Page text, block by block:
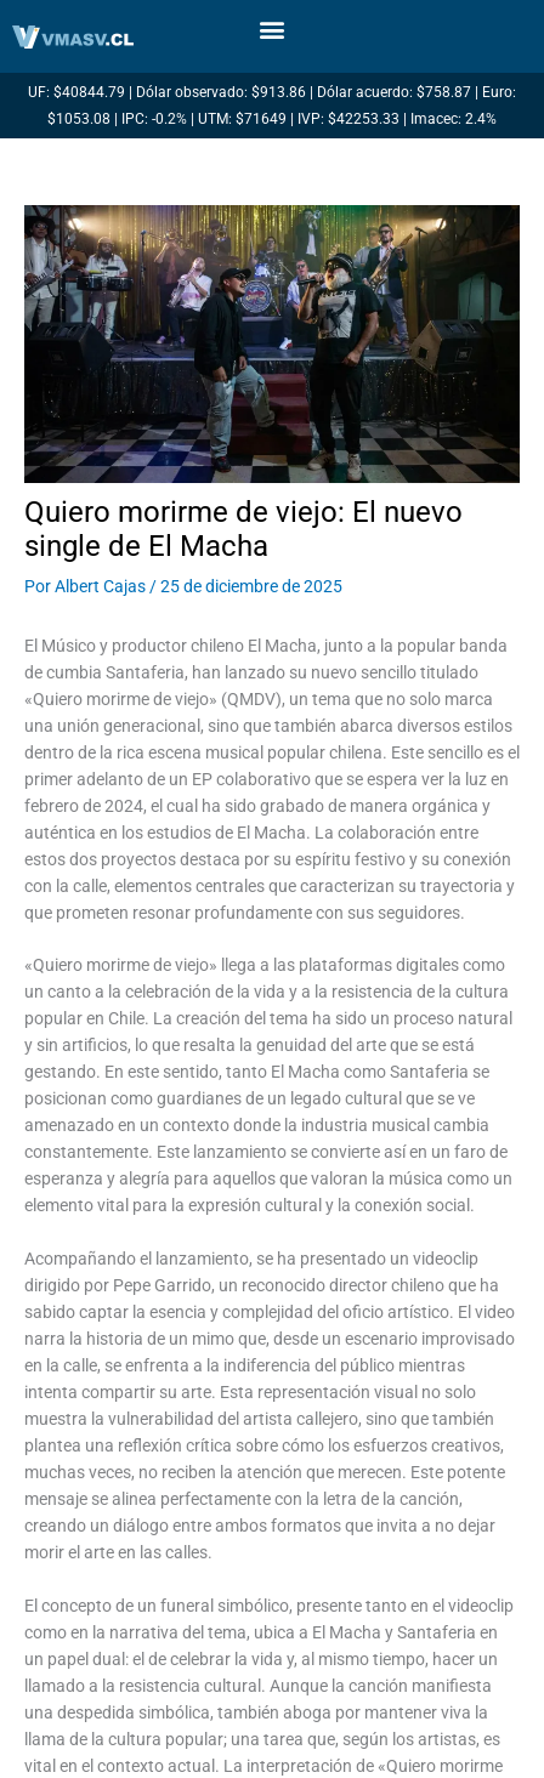
UF: $40844.79 | Dólar observado: $913.86 | Dólar acuerdo: $758.87 | Euro:
$1053.08 | IPC: -0.2% | UTM: $71649 | IVP: $42253.33 | Imacec: 2.4%
Quiero morirme de viejo: El nuevo
single de El Macha
PorAlbert Cajas/25 de diciembre de 2025
El Músico y productor chileno El Macha, junto a la popular banda
de cumbia Santaferia, han lanzado su nuevo sencillo titulado
«Quiero morirme de viejo» (QMDV), un tema que no solo marca
una unión generacional, sino que también abarca diversos estilos
dentro de la rica escena musical popular chilena. Este sencillo es el
primer adelanto de un EP colaborativo que se espera ver la luz en
febrero de 2024, el cual ha sido grabado de manera orgánica y
auténtica en los estudios de El Macha. La colaboración entre
estos dos proyectos destaca por su espíritu festivo y su conexión
con la calle, elementos centrales que caracterizan su trayectoria y
que prometen resonar profundamente con sus seguidores.
«Quiero morirme de viejo» llega a las plataformas digitales como
un canto a la celebración de la vida y a la resistencia de la cultura
popular en Chile. La creación del tema ha sido un proceso natural
y sin artificios, lo que resalta la genuidad del arte que se está
gestando. En este sentido, tanto El Macha como Santaferia se
posicionan como guardianes de un legado cultural que se ve
amenazado en un contexto donde la industria musical cambia
constantemente. Este lanzamiento se convierte así en un faro de
esperanza y alegría para aquellos que valoran la música como un
elemento vital para la expresión cultural y la conexión social.
Acompañando el lanzamiento, se ha presentado un videoclip
dirigido por Pepe Garrido, un reconocido director chileno que ha
sabido captar la esencia y complejidad del oficio artístico. El video
narra la historia de un mimo que, desde un escenario improvisado
en la calle, se enfrenta a la indiferencia del público mientras
intenta compartir su arte. Esta representación visual no solo
muestra la vulnerabilidad del artista callejero, sino que también
plantea una reflexión crítica sobre cómo los esfuerzos creativos,
muchas veces, no reciben la atención que merecen. Este potente
mensaje se alinea perfectamente con la letra de la canción,
creando un diálogo entre ambos formatos que invita a no dejar
morir el arte en las calles.
El concepto de un funeral simbólico, presente tanto en el videoclip
como en la narrativa del tema, ubica a El Macha y Santaferia en
un papel dual: el de celebrar la vida y, al mismo tiempo, hacer un
llamado a la resistencia cultural. Aunque la canción manifiesta
una despedida simbólica, también aboga por mantener viva la
llama de la cultura popular; una tarea que, según los artistas, es
vital en el contexto actual. La interpretación de «Quiero morirme